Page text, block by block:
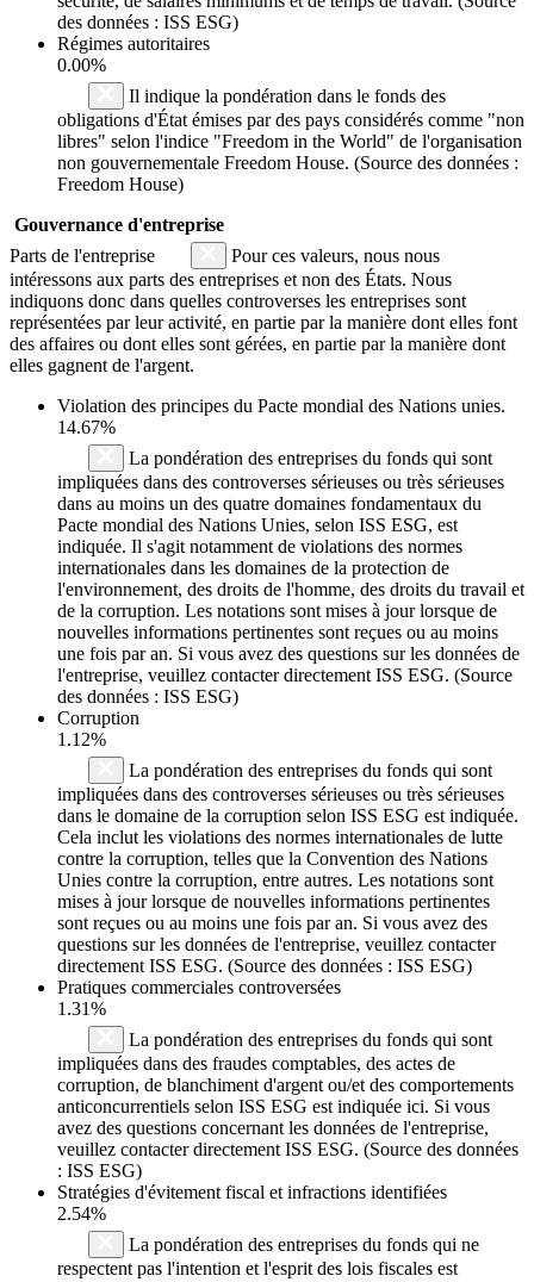
des données : ISS ESG)
Régimes autoritaires
0.00%
Il indique la pondération dans le fonds des
obligations d'État émises par des pays considérés comme "non
libres" selon l'indice "Freedom in the World" de l'organisation
non gouvernementale Freedom House. (Source des données :
Freedom House)
Gouvernance d'entreprise
Parts de l'entreprise
Pour ces valeurs, nous nous
intéressons aux parts des entreprises et non des États. Nous
indiquons donc dans quelles controverses les entreprises sont
représentées par leur activité, en partie par la manière dont elles font
des affaires ou dont elles sont gérées, en partie par la manière dont
elles gagnent de l'argent.
Violation des principes du Pacte mondial des Nations unies.
14.67%
La pondération des entreprises du fonds qui sont
impliquées dans des controverses sérieuses ou très sérieuses
dans au moins un des quatre domaines fondamentaux du
Pacte mondial des Nations Unies, selon ISS ESG, est
indiquée. Il s'agit notamment de violations des normes
internationales dans les domaines de la protection de
l'environnement, des droits de l'homme, des droits du travail et
de la corruption. Les notations sont mises à jour lorsque de
nouvelles informations pertinentes sont reçues ou au moins
une fois par an. Si vous avez des questions sur les données de
l'entreprise, veuillez contacter directement ISS ESG. (Source
des données : ISS ESG)
Corruption
1.12%
La pondération des entreprises du fonds qui sont
impliquées dans des controverses sérieuses ou très sérieuses
dans le domaine de la corruption selon ISS ESG est indiquée.
Cela inclut les violations des normes internationales de lutte
contre la corruption, telles que la Convention des Nations
Unies contre la corruption, entre autres. Les notations sont
mises à jour lorsque de nouvelles informations pertinentes
sont reçues ou au moins une fois par an. Si vous avez des
questions sur les données de l'entreprise, veuillez contacter
directement ISS ESG. (Source des données : ISS ESG)
Pratiques commerciales controversées
1.31%
La pondération des entreprises du fonds qui sont
impliquées dans des fraudes comptables, des actes de
corruption, de blanchiment d'argent ou/et des comportements
anticoncurrentiels selon ISS ESG est indiquée ici. Si vous
avez des questions concernant les données de l'entreprise,
veuillez contacter directement ISS ESG. (Source des données
: ISS ESG)
Stratégies d'évitement fiscal et infractions identifiées
2.54%
La pondération des entreprises du fonds qui ne
respectent pas l'intention et l'esprit des lois fiscales est